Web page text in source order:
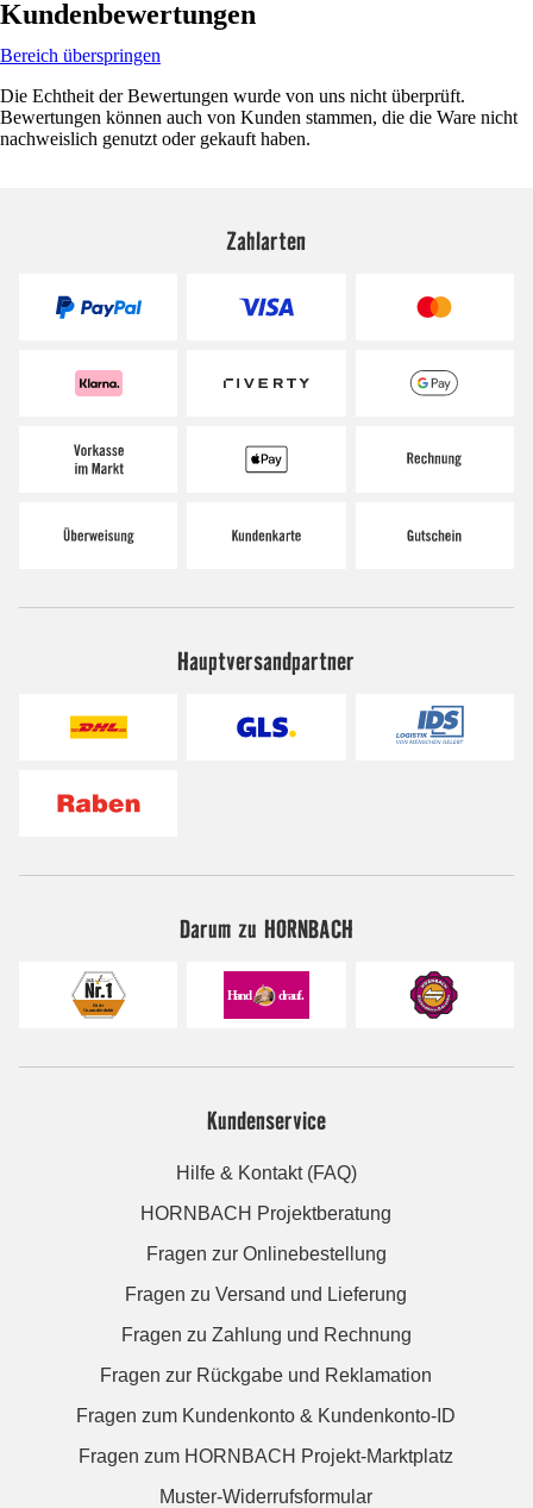
Kundenbewertungen
Bereich überspringen
Die Echtheit der Bewertungen wurde von uns nicht überprüft.
Bewertungen können auch von Kunden stammen, die die Ware nicht
nachweislich genutzt oder gekauft haben.
Zahlarten
Hauptversandpartner
Darum zu HORNBACH
Kundenservice
Hilfe & Kontakt (FAQ)
HORNBACH Projektberatung
Fragen zur Onlinebestellung
Fragen zu Versand und Lieferung
Fragen zu Zahlung und Rechnung
Fragen zur Rückgabe und Reklamation
Fragen zum Kundenkonto & Kundenkonto-ID
Fragen zum HORNBACH Projekt-Marktplatz
Muster-Widerrufsformular